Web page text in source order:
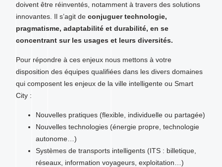
doivent être réinventés, notamment à travers des solutions
innovantes. Il s’agit de conjuguer technologie,
pragmatisme, adaptabilité et durabilité, en se
concentrant sur les usages et leurs diversités.
Pour répondre à ces enjeux nous mettons à votre
disposition des équipes qualifiées dans les divers domaines
qui composent les enjeux de la ville intelligente ou Smart
City :
Nouvelles pratiques (flexible, individuelle ou partagée)
Nouvelles technologies (énergie propre, technologie
autonome…)
Systèmes de transports intelligents (ITS : billetique,
réseaux, information voyageurs, exploitation…)